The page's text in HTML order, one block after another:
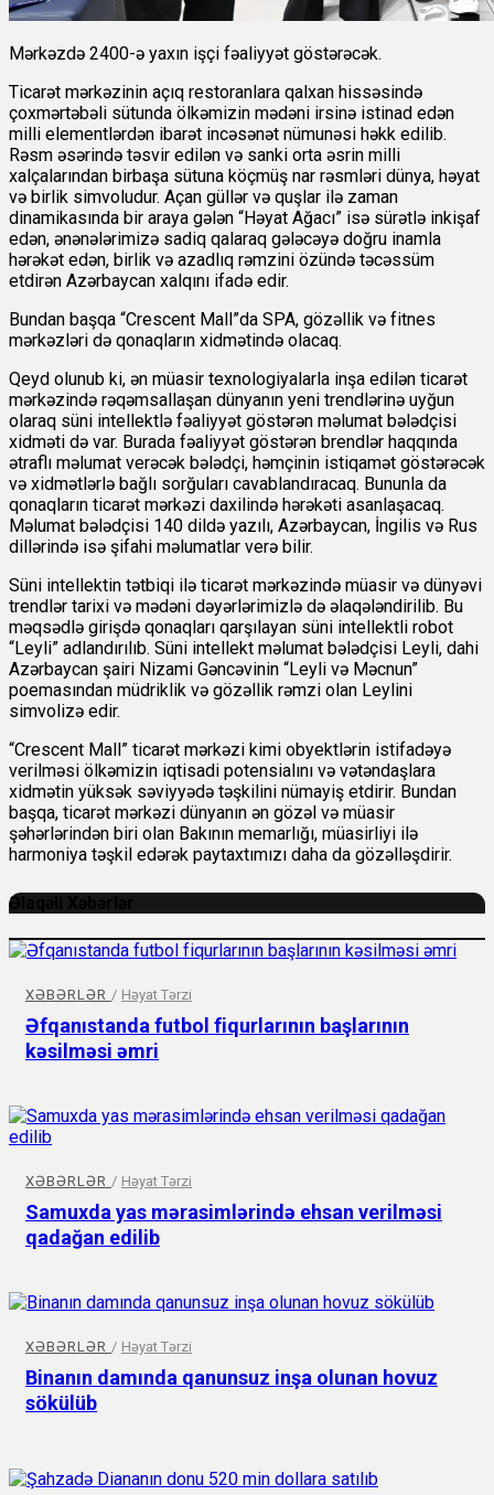
Mərkəzdə 2400-ə yaxın işçi fəaliyyət göstərəcək.
Ticarət mərkəzinin açıq restoranlara qalxan hissəsində
çoxmərtəbəli sütunda ölkəmizin mədəni irsinə istinad edən
milli elementlərdən ibarət incəsənət nümunəsi həkk edilib.
Rəsm əsərində təsvir edilən və sanki orta əsrin milli
xalçalarından birbaşa sütuna köçmüş nar rəsmləri dünya, həyat
və birlik simvoludur. Açan güllər və quşlar ilə zaman
dinamikasında bir araya gələn “Həyat Ağacı” isə sürətlə inkişaf
edən, ənənələrimizə sadiq qalaraq gələcəyə doğru inamla
hərəkət edən, birlik və azadlıq rəmzini özündə təcəssüm
etdirən Azərbaycan xalqını ifadə edir.
Bundan başqa “Crescent Mall”da SPA, gözəllik və fitnes
mərkəzləri də qonaqların xidmətində olacaq.
Qeyd olunub ki, ən müasir texnologiyalarla inşa edilən ticarət
mərkəzində rəqəmsallaşan dünyanın yeni trendlərinə uyğun
olaraq süni intellektlə fəaliyyət göstərən məlumat bələdçisi
xidməti də var. Burada fəaliyyət göstərən brendlər haqqında
ətraflı məlumat verəcək bələdçi, həmçinin istiqamət göstərəcək
və xidmətlərlə bağlı sorğuları cavablandıracaq. Bununla da
qonaqların ticarət mərkəzi daxilində hərəkəti asanlaşacaq.
Məlumat bələdçisi 140 dildə yazılı, Azərbaycan, İngilis və Rus
dillərində isə şifahi məlumatlar verə bilir.
Süni intellektin tətbiqi ilə ticarət mərkəzində müasir və dünyəvi
trendlər tarixi və mədəni dəyərlərimizlə də əlaqələndirilib. Bu
məqsədlə girişdə qonaqları qarşılayan süni intellektli robot
“Leyli” adlandırılıb. Süni intellekt məlumat bələdçisi Leyli, dahi
Azərbaycan şairi Nizami Gəncəvinin “Leyli və Məcnun”
poemasından müdriklik və gözəllik rəmzi olan Leylini
simvolizə edir.
“Crescent Mall” ticarət mərkəzi kimi obyektlərin istifadəyə
verilməsi ölkəmizin iqtisadi potensialını və vətəndaşlara
xidmətin yüksək səviyyədə təşkilini nümayiş etdirir. Bundan
başqa, ticarət mərkəzi dünyanın ən gözəl və müasir
şəhərlərindən biri olan Bakının memarlığı, müasirliyi ilə
harmoniya təşkil edərək paytaxtımızı daha da gözəlləşdirir.
Əlaqəli Xəbərlər
XƏBƏRLƏR / Həyat Tərzi
Əfqanıstanda futbol fiqurlarının başlarının
kəsilməsi əmri
XƏBƏRLƏR / Həyat Tərzi
Samuxda yas mərasimlərində ehsan verilməsi
qadağan edilib
XƏBƏRLƏR / Həyat Tərzi
Binanın damında qanunsuz inşa olunan hovuz
sökülüb